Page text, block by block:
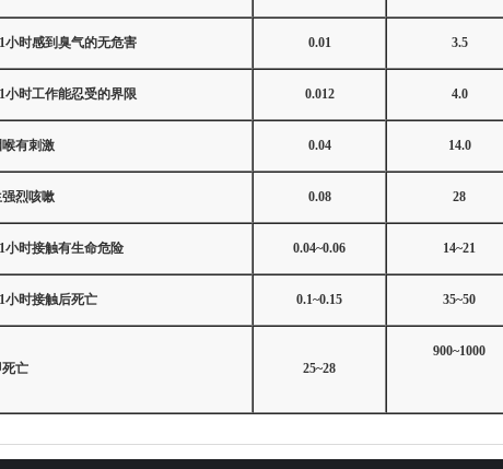
小时感到臭气的无危害 0.01 3.5
小时工作能忍受的界限 0.012 4.0
有刺激 0.04 14.0
烈咳嗽 0.08 28
小时接触有生命危险 0.04~0.06 14~21
小时接触后死亡 0.1~0.15 35~50
亡 25~28
900~1000